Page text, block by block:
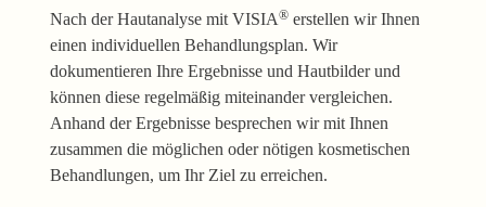
Nach der Hautanalyse mit VISIA® erstellen wir Ihnen
einen individuellen Behandlungsplan. Wir
dokumentieren Ihre Ergebnisse und Hautbilder und
können diese regelmäßig miteinander vergleichen.
Anhand der Ergebnisse besprechen wir mit Ihnen
zusammen die möglichen oder nötigen kosmetischen
Behandlungen, um Ihr Ziel zu erreichen.